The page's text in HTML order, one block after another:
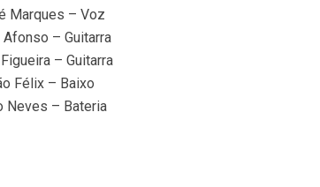
Marques – Voz
Afonso – Guitarra
– Guitarra
Félix – Baixo
Neves – Bateria